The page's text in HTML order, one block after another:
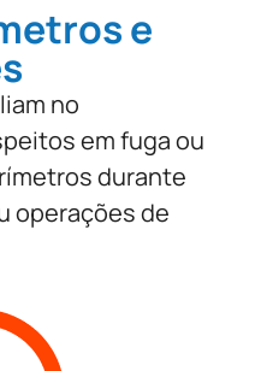
e
no
em fuga ou
durante
operações de